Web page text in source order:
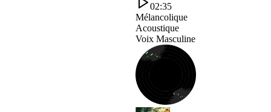
02:35
Mélancolique
Acoustique
Voix Masculine